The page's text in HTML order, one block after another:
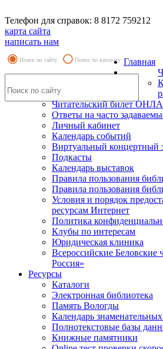
Телефон для справок: 8 8172 759212
карта сайта
написать нам
Поиск по сайту Поиск по каталогу Главная
Читательский билет
Ответы на часто
Личный кабинет
Календарь событий
Виртуальный концертный
Подкасты
Календарь выставок
Правила пользования
Правила пользования
Условия и порядок
ресурсам Интернет
Политика
Клубы по интересам
Юридическая клиника
Всероссийские Беловские
Россия»
Ресурсы
Каталоги
Электронная библиотека
Память Вологды
Календарь
Полнотекстовые базы
Книжные памятники